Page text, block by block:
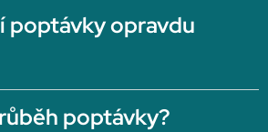
poptávky opravdu
poptávky?